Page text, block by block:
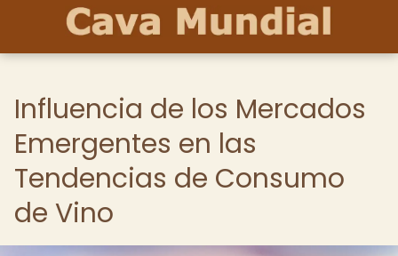
Influencia de los Mercados
Emergentes en las
Tendencias de Consumo
de Vino